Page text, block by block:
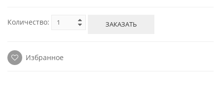
Количество: ЗАКАЗАТЬ
Избранное